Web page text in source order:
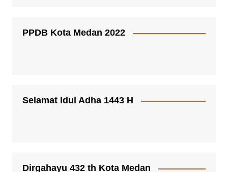
PPDB Kota Medan 2022
Selamat Idul Adha 1443 H
Dirgahayu 432 th Kota Medan